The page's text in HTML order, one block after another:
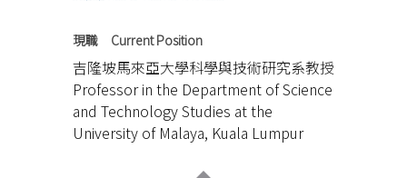
現職 Current Position
吉隆坡馬來亞大學科學與技術研究系教授
Professor in the Department of Science
and Technology Studies at the
University of Malaya, Kuala Lumpur